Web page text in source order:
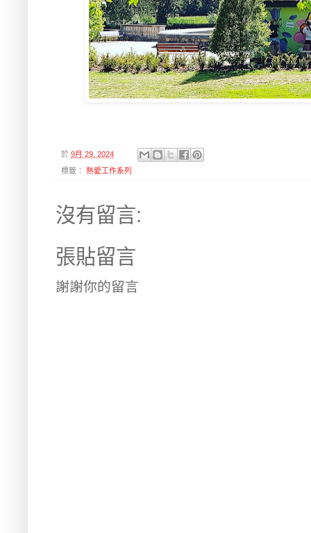
於 9月 29, 2024
標籤： 熱愛工作系列
沒有留言:
張貼留言
謝謝你的留言